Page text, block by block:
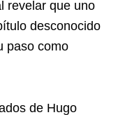
revelar que uno
desconocido
paso como
de Hugo